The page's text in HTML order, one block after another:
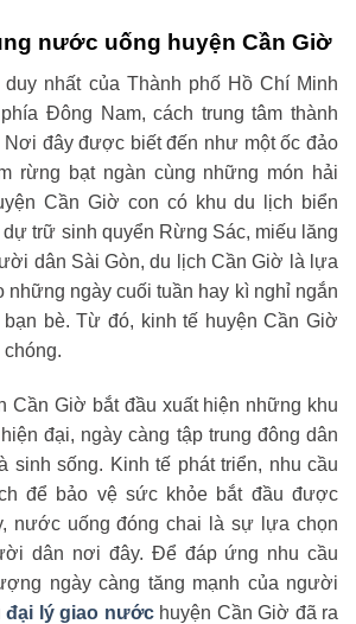
nước uống huyện Cần Giờ
nhất của Thành phố Hồ Chí Minh
Đông Nam, cách trung tâm thành
Nơi đây được biết đến như một ốc đảo
rừng bạt ngàn cùng những món hải
Cần Giờ con có khu du lịch biển
trữ sinh quyển Rừng Sác, miếu lăng
dân Sài Gòn, du lịch Cần Giờ là lựa
những ngày cuối tuần hay kì nghỉ ngắn
bè. Từ đó, kinh tế huyện Cần Giờ
Cần Giờ bắt đầu xuất hiện những khu
đại, ngày càng tập trung đông dân
sinh sống. Kinh tế phát triển, nhu cầu
để bảo vệ sức khỏe bắt đầu được
nước uống đóng chai là sự lựa chọn
dân nơi đây. Để đáp ứng nhu cầu
ngày càng tăng mạnh của người
đại lý giao nướchuyện Cần Giờ đã ra